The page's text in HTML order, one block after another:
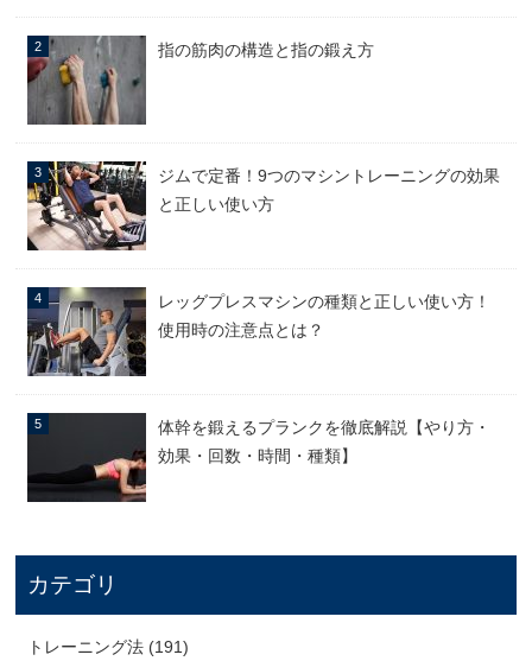
指の筋肉の構造と指の鍛え方
ジムで定番！9つのマシントレーニングの効果
と正しい使い方
レッグプレスマシンの種類と正しい使い方！
使用時の注意点とは？
体幹を鍛えるプランクを徹底解説【やり方・
効果・回数・時間・種類】
カテゴリ
トレーニング法 (191)